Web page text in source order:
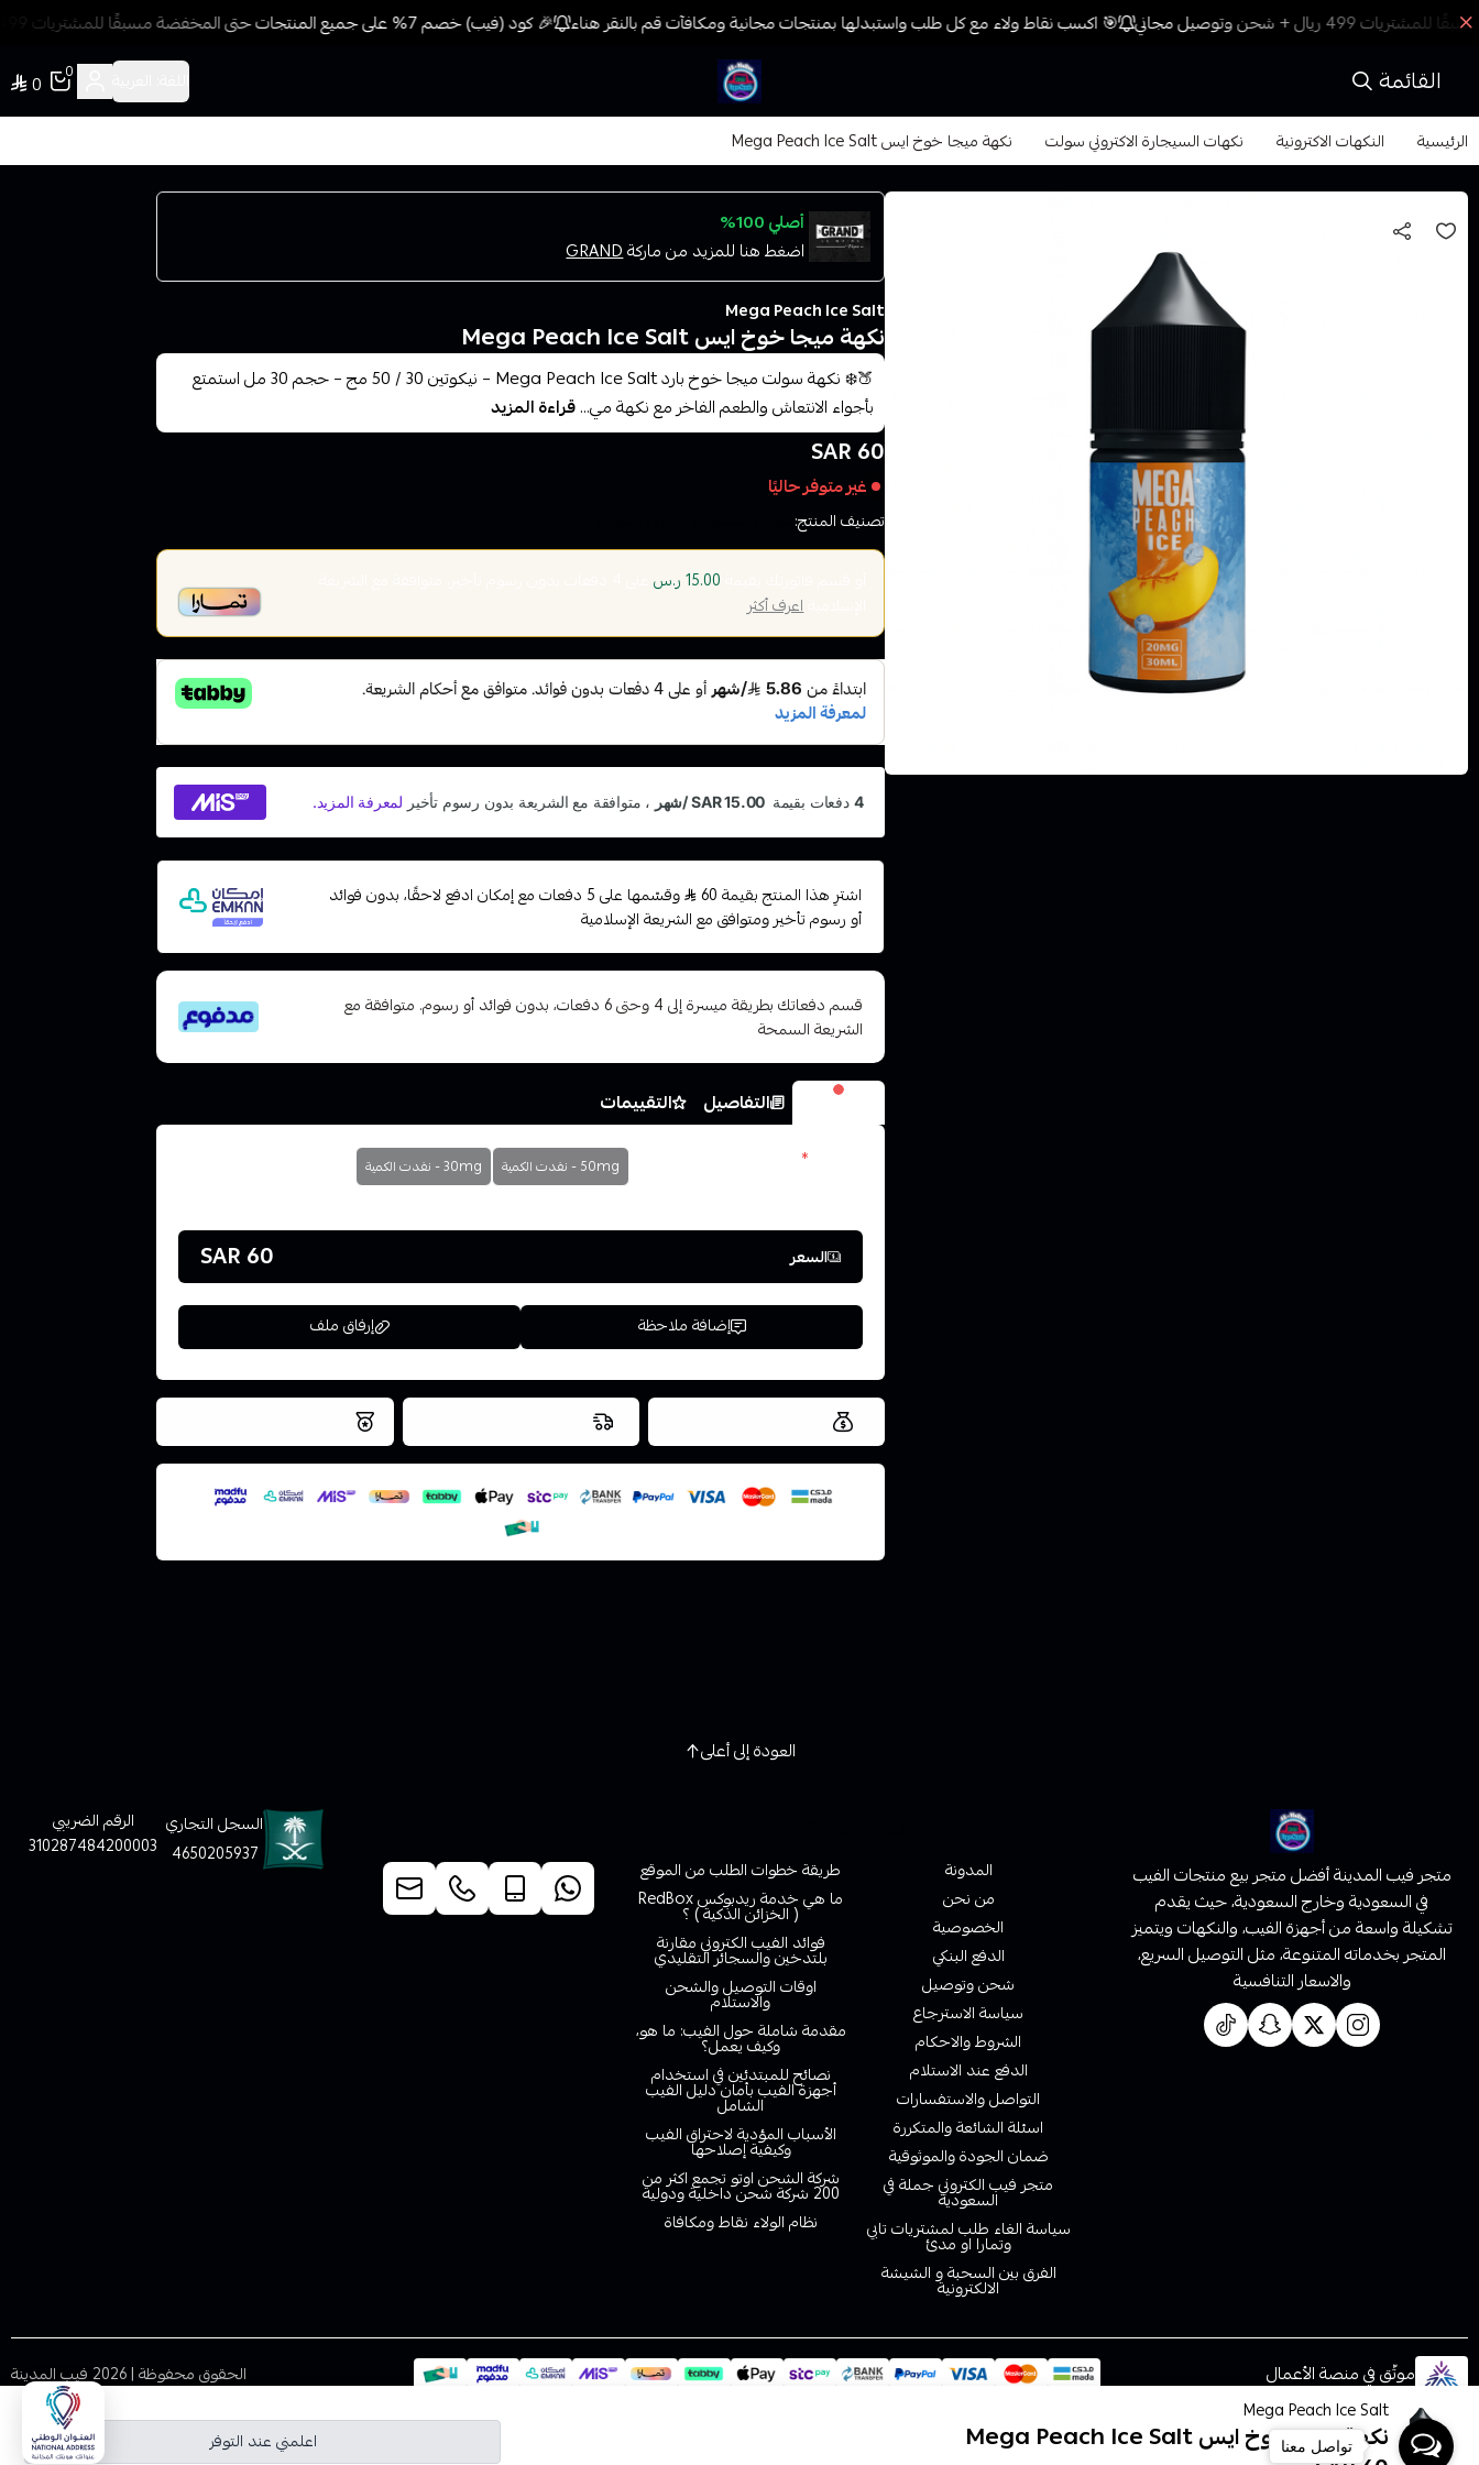
🎯 اكسب نقاط ولاء مع كل طلب واستبدلها بمنتجات مجانية ومكافآت قم بالنقر هناء 🎉 كود (فيب) خصم 7% على جميع المنتجات حتى المخفضة مسبقًا للمشتريات 499 ريال + شحن وتوصيل مجاني
القائمة فيب المدينة
0
0
الرئيسية النكهات الاكترونية نكهات السيجارة الاكتروني سولت نكهة ميجا خوخ ايس Mega Peach Ice Salt
أصلي 100%
اضغط هنا للمزيد من ماركةGRAND
Mega Peach Ice Salt
نكهة ميجا خوخ ايس Mega Peach Ice Salt
🍑❄️ نكهة سولت ميجا خوخ بارد Mega Peach Ice Salt – نيكوتين 30 / 50 مج – حجم 30 مل استمتع
بأجواء الانتعاش والطعم الفاخر مع نكهة مي...قراءة المزيد
60 SAR
غير متوفر حاليًا
تصنيف المنتج:
15.00 ر.س على
الإسلاميةاعرف أكثر
اشترِ هذا المنتج بقيمة 60
وقسّمها على 5 دفعات مع إمكان ادفع لاحقًا، بدون فوائد
أو رسوم تأخير ومتوافق مع الشريعة الإسلامية
قسم دفعاتك بطريقة ميسرة إلى 4 وحتى 6 دفعات، بدون فوائد أو رسوم. متوافقة مع
الشريعة السمحة
Mega Peach Ice Salt
نكهة ميجا خوخ ايس Mega Peach Ice Salt اعلمني عند التوفر
الخيارات التفاصيل التقييمات
* 50mg - نفدت الكمية 30mg - نفدت الكمية
السعر 60 SAR
إضافة ملاحظة إرفاق ملف
اسحب و افلت الملف هنا
استعراض
العروض والشحن مجاني نتميز بلجودة والتخزين الامن
العودة إلى أعلى
متجر فيب المدينة أفضل متجر بيع منتجات الفيب
في السعودية وخارج السعودية، حيث يقدم
تشكيلة واسعة من أجهزة الفيب، والنكهات ويتميز
المتجر بخدماته المتنوعة، مثل التوصيل السريع،
والاسعار التنافسية
المدونة
من نحن
الخصوصية
الدفع البنكي
شحن وتوصيل
سياسة الاسترجاع
الشروط والاحكام
الدفع عند الاستلام
التواصل والاستفسارات
اسئلة الشائعة والمتكررة
ضمان الجودة والموثوقية
متجر فيب الكتروني جملة في
السعودية
سياسة الغاء طلب لمشتريات تابي
وتمارا او مدئ
الفرق بين السحبة و الشيشة
الالكترونية
طريقة خطوات الطلب من الموقع
ما هي خدمة ريدبوكس RedBox
( الخزائن الذكية ) ؟
فوائد الفيب الكتروني مقارنة
بلتدخين والسجائر التقليدي
اوقات التوصيل والشحن
والاستلام
مقدمة شاملة حول الفيب: ما هو،
وكيف يعمل؟
نصائح للمبتدئين في استخدام
أجهزة الفيب بأمان دليل الفيب
الشامل
الأسباب المؤدية لاحتراق الفيب
وكيفية إصلاحها
شركة الشحن اوتو تجمع اكثر من
200 شركة شحن داخلية ودولية
نظام الولاء نقاط ومكافاة
السجل التجاري
4650205937
الرقم الضريبي
310287484200003
موثّق في منصة الأعمال الحقوق محفوظة | 2026 فيب المدينة
تواصل معنا